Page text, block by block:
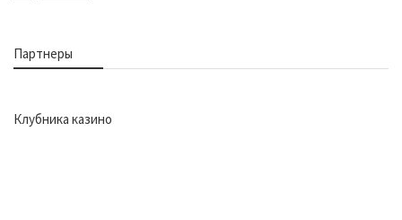
Партнеры
Клубника казино